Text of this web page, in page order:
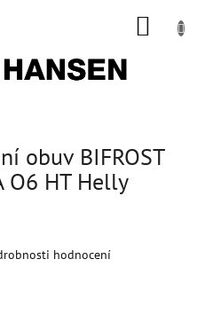
obuv BIFROST
O6 HT Helly
hodnocení